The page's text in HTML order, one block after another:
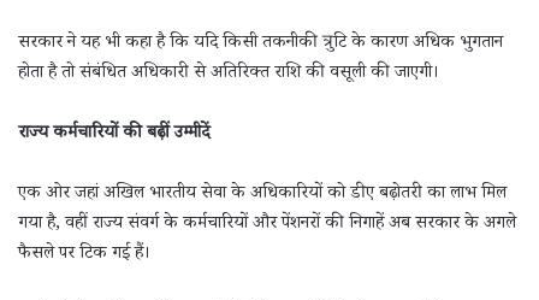
सरकार ने यह भी कहा है कि यदि किसी तकनीकी त्रुटि के कारण अधिक भुगतान
होता है तो संबंधित अधिकारी से अतिरिक्त राशि की वसूली की जाएगी।
राज्य कर्मचारियों की बढ़ीं उम्मीदें
एक ओर जहां अखिल भारतीय सेवा के अधिकारियों को डीए बढ़ोतरी का लाभ मिल
गया है, वहीं राज्य संवर्ग के कर्मचारियों और पेंशनरों की निगाहें अब सरकार के अगले
फैसले पर टिक गई हैं।